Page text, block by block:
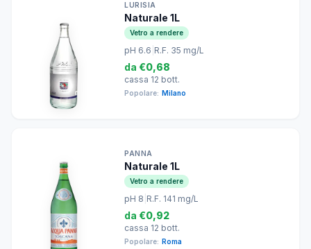
LURISIA
Naturale 1L
Vetro a rendere
pH 6.6 R.F. 35 mg/L
da €0,68
cassa 12 bott.
Popolare: Milano
PANNA
Naturale 1L
Vetro a rendere
pH 8 R.F. 141 mg/L
da €0,92
cassa 12 bott.
Popolare: Roma